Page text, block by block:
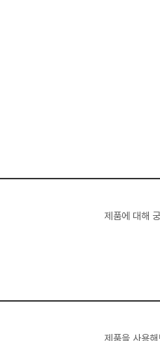
제품에 대해
제품을 사용